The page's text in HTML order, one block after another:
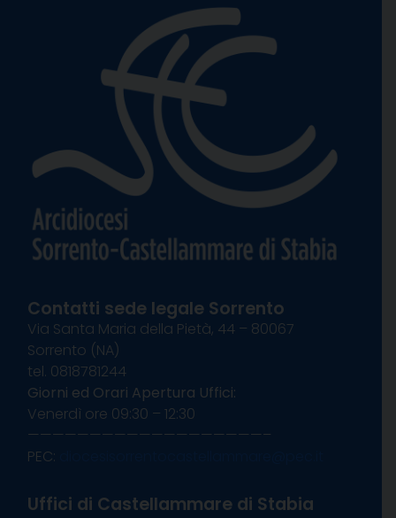
Contatti sede legale Sorrento
Via Santa Maria della Pietà, 44 – 80067
Sorrento (NA)
tel. 0818781244
Giorni ed Orari Apertura Uffici:
Venerdì ore 09:30 – 12:30
———————————————————–
PEC:
Uffici di Castellammare di Stabia